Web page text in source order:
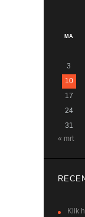
MA
3
10
17
24
31
« mrt
Klik